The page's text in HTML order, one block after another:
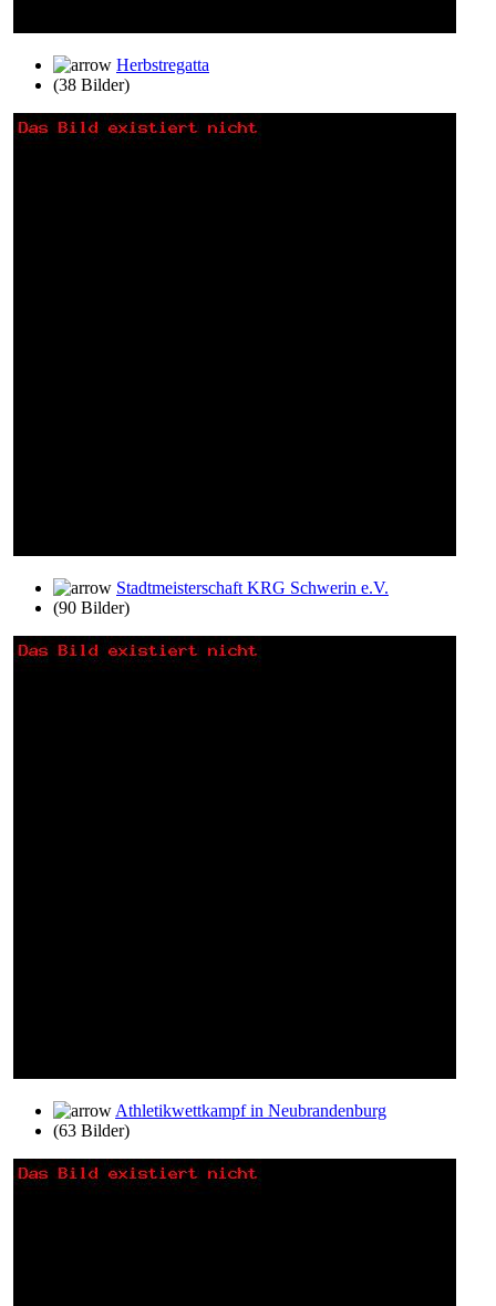
Herbstregatta
(38 Bilder)
Stadtmeisterschaft KRG Schwerin e.V.
(90 Bilder)
Athletikwettkampf in Neubrandenburg
(63 Bilder)